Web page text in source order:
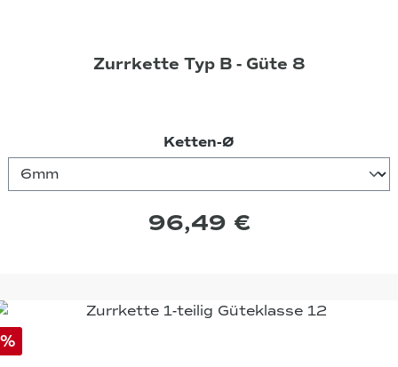
Zurrkette Typ B - Güte 8
Ketten-Ø
96,49 €
%